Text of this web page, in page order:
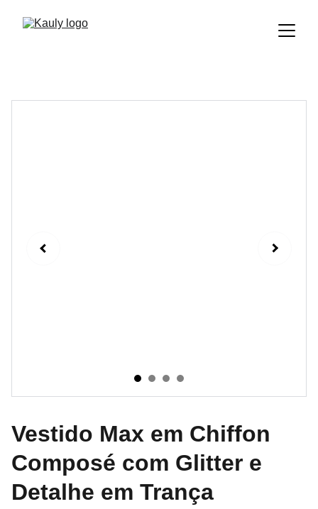
Vestido Max em Chiffon
Composé com Glitter e
Detalhe em Trança